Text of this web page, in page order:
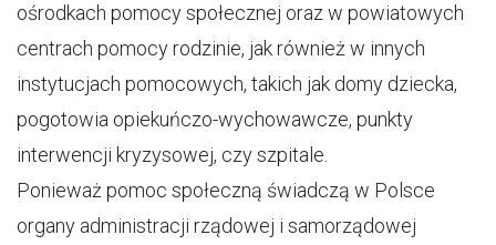
ośrodkach pomocy społecznej oraz w powiatowych
centrach pomocy rodzinie, jak również w innych
instytucjach pomocowych, takich jak domy dziecka,
pogotowia opiekuńczo-wychowawcze, punkty
interwencji kryzysowej, czy szpitale.
Ponieważ pomoc społeczną świadczą w Polsce
organy administracji rządowej i samorządowej